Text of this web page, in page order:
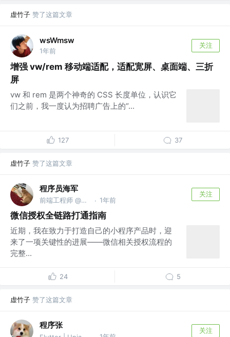
虚竹子 赞了这篇文章
wsWmsw
1年前
关注
增强 vw/rem 移动端适配，适配宽屏、桌面端、三折
屏
vw 和 rem 是两个神奇的 CSS 长度单位，认识它
们之前，我一度认为招聘广告上的“...
127 37
虚竹子 赞了这篇文章
程序员海军
前端工程师 @公众号： 前端自学社区 · 1年前
关注
微信授权全链路打通指南
近期，我在致力于打造自己的小程序产品时，迎
来了一项关键性的进展——微信相关授权流程的
完整...
24 5
虚竹子 赞了这篇文章
程序张
关注